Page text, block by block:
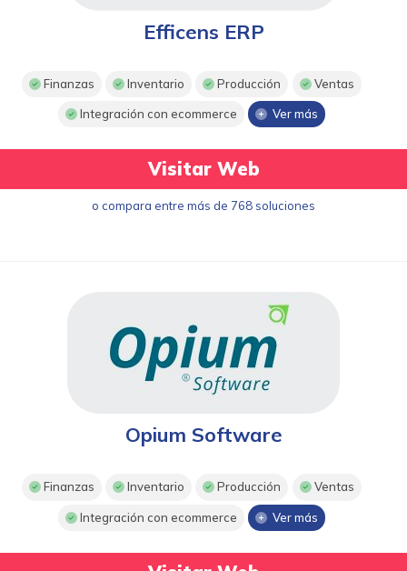
Efficens ERP
Finanzas Inventario Producción Ventas
Integración con ecommerce Ver más
Visitar Web
o compara entre más de 768 soluciones
Opium Software
Finanzas Inventario Producción Ventas
Integración con ecommerce Ver más